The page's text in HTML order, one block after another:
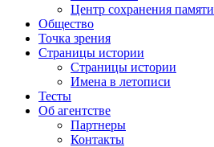
Центр сохранения памяти
Общество
Точка зрения
Страницы истории
Страницы истории
Имена в летописи
Тесты
Об агентстве
Партнеры
Контакты